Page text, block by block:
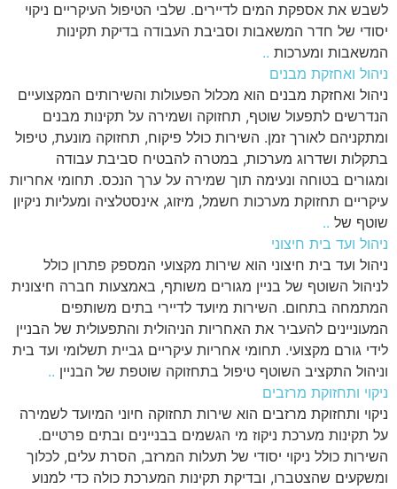
לשבש את אספקת המים לדיירים. שלבי הטיפול העיקריים ניקוי
יסודי של חדר המשאבות וסביבת העבודה בדיקת תקינות
המשאבות ומערכות ..
ניהול ואחזקת מבנים
ניהול ואחזקת מבנים הוא מכלול הפעולות והשירותים המקצועיים
הנדרשים לתפעול שוטף, תחזוקה ושמירה על תקינות מבנים
ומתקניהם לאורך זמן. השירות כולל פיקוח, תחזוקה מונעת, טיפול
בתקלות ושדרוג מערכות, במטרה להבטיח סביבת עבודה
ומגורים בטוחה ונעימה תוך שמירה על ערך הנכס. תחומי אחריות
עיקריים תחזוקת מערכות חשמל, מיזוג, אינסטלציה ומעליות ניקיון
שוטף של ..
ניהול ועד בית חיצוני
ניהול ועד בית חיצוני הוא שירות מקצועי המספק פתרון כולל
לניהול השוטף של בניין מגורים משותף, באמצעות חברה חיצונית
המתמחה בתחום. השירות מיועד לדיירי בתים משותפים
המעוניינים להעביר את האחריות הניהולית והתפעולית של הבניין
לידי גורם מקצועי. תחומי אחריות עיקריים גביית תשלומי ועד בית
וניהול התקציב השוטף טיפול בתחזוקה שוטפת של הבניין ..
ניקוי ותחזוקת מרזבים
ניקוי ותחזוקת מרזבים הוא שירות תחזוקה חיוני המיועד לשמירה
על תקינות מערכת ניקוז מי הגשמים בבניינים ובתים פרטיים.
השירות כולל ניקוי יסודי של תעלות המרזב, הסרת עלים, לכלוך
ומשקעים שהצטברו, ובדיקת תקינות המערכת כולה כדי למנוע